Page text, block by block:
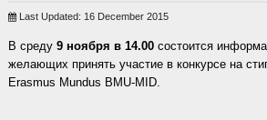
Last Updated: 16 December 2015
В среду 9 ноября в 14.00 состоится
желающих принять участие в конкурсе на
Erasmus Mundus BMU-MID.